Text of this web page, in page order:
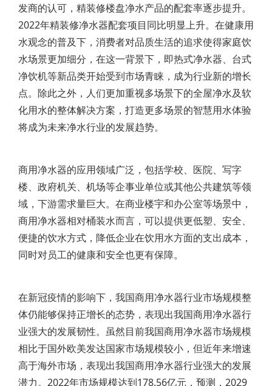
发商的认可，精装修楼盘净水产品的配套率逐步提升。
2022年精装修净水器配套项目同比明显上升。在健康用
水观念的普及下，消费者对品质生活的追求使得家庭饮
水场景更加细分，在这一背景下，即热式净水器、台式
净饮机等新品类开始受到市场青睐，成为行业新的增长
点。除此之外，人们更加重视多场景下的全屋净水及软
化用水的整体解决方案，打造更多场景的智慧用水体验
将成为未来净水行业的发展趋势。
商用净水器的应用领域广泛，包括学校、医院、写字
楼、政府机关、机场等企事业单位或其他公共建筑等领
域，下游需求量巨大。在商业楼宇和办公室等场景中，
商用净水器相对桶装水而言，可以提供更低塑、安全、
便捷的饮水方式，降低企业在饮用水方面的支出成本，
同时对员工的健康和安全也更有保障。
在新冠疫情的影响下，我国商用净水器行业市场规模整
体仍能够保持正增长的态势，表现出我国商用净水器行
业强大的发展韧性。虽然目前我国商用净水器市场规模
相比于国外欧美发达国家市场规模较小，但近年来增速
高于海外市场，表现出我国商用净水器行业强大的发展
潜力。2022年市场规模达到178.56亿元，预测，2029